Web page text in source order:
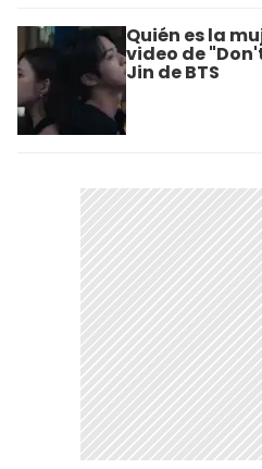
Quién es la
video de
Jin de BTS